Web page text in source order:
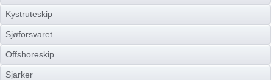
Kystruteskip
Sjøforsvaret
Offshoreskip
Sjarker